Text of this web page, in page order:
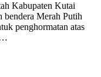
Kabupaten Kutai
bendera Merah Putih
penghormatan atas